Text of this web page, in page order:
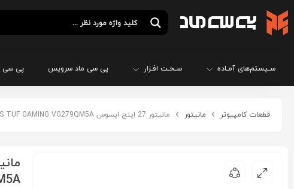
سـیستم‌های آمـاده سـخـت افـزار پی سی ماد سرویس پی سی
قطعات کامپیوتر مانیتور مانیتور 27 اینچ ایسوس ASUS TUF GAMING VG279QM5A